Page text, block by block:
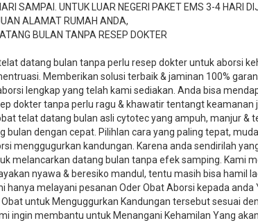
SAMPAI. UNTUK LUAR NEGERI PAKET EMS 3-4 HARI
ALAMAT RUMAH ANDA,
BULAN TANPA RESEP DOKTER
datang bulan tanpa perlu resep dokter untuk aborsi
Memberikan solusi terbaik & jaminan 100%
lengkap yang telah kami sediakan. Anda bisa
dokter tanpa perlu ragu & khawatir tentangt keamanan
telat datang bulan asli cytotec yang ampuh, manjur &
bulan dengan cepat. Pilihlan cara yang paling tepat,
menggugurkan kandungan. Karena anda sendirilah
melancarkan datang bulan tanpa efek samping. Kami
nyawa & beresiko mandul, tentu masih bisa hamil
hanya melayani pesanan Oder Obat Aborsi kepada anda
untuk Menguggurkan Kandungan tersebut sesuai
ingin membantu untuk Menangani Kehamilan Yang